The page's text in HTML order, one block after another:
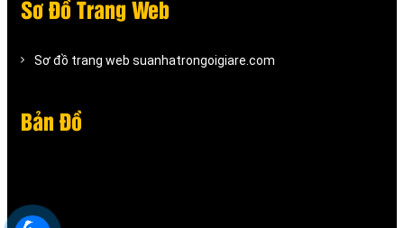
Sơ Đồ Trang Web
Sơ đồ trang web suanhatrongoigiare.com
Bản Đồ